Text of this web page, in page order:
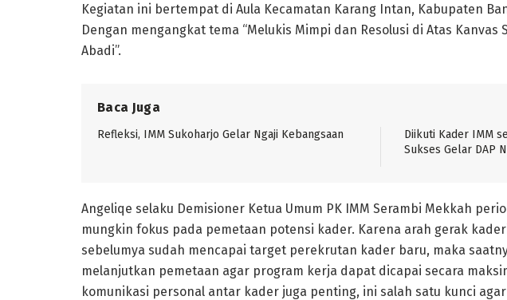
Kegiatan ini bertempat di Aula Kecamatan Karang Intan, Kabupaten
Dengan mengangkat tema “Melukis Mimpi dan Resolusi di Atas Kanvas
Abadi”.
Baca Juga
Refleksi, IMM Sukoharjo Gelar Ngaji Kebangsaan
Diikuti Kader IMM
Sukses Gelar DAP
Angeliqe selaku Demisioner Ketua Umum PK IMM Serambi Mekkah
mungkin fokus pada pemetaan potensi kader. Karena arah gerak
sebelumya sudah mencapai target perekrutan kader baru, maka
melanjutkan pemetaan agar program kerja dapat dicapai secara
komunikasi personal antar kader juga penting, ini salah satu kunci